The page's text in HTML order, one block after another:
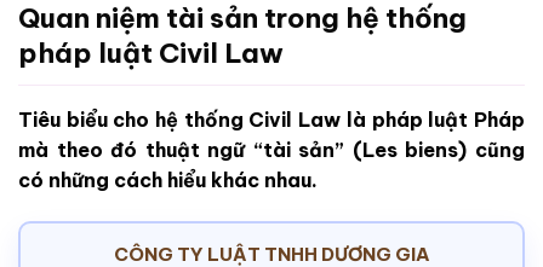
Quan niệm tài sản trong hệ thống
pháp luật Civil Law
Tiêu biểu cho hệ thống Civil Law là pháp luật Pháp
mà theo đó thuật ngữ “tài sản” (Les biens) cũng
có những cách hiểu khác nhau.
CÔNG TY LUẬT TNHH DƯƠNG GIA